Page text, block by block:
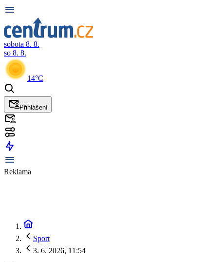
sobota 8. 8.
so 8. 8.
14°C
Přihlášení
Reklama
Sport
3. 6. 2026, 11:54